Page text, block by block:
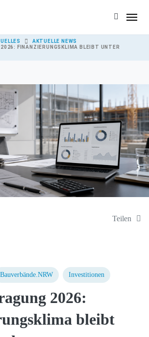
AKTUELLE NEWS
2026: FINANZIERUNGSKLIMA BLEIBT UNTER
Teilen
Bauverbände.NRW Investitionen
2026:
bleibt